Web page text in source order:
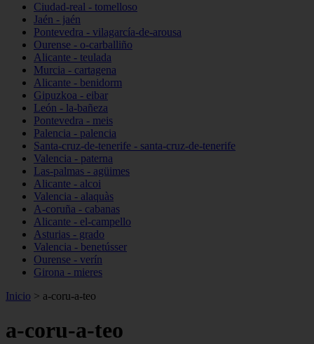
Ciudad-real - tomelloso
Jaén - jaén
Pontevedra - vilagarcía-de-arousa
Ourense - o-carballiño
Alicante - teulada
Murcia - cartagena
Alicante - benidorm
Gipuzkoa - eibar
León - la-bañeza
Pontevedra - meis
Palencia - palencia
Santa-cruz-de-tenerife - santa-cruz-de-tenerife
Valencia - paterna
Las-palmas - agüimes
Alicante - alcoi
Valencia - alaquàs
A-coruña - cabanas
Alicante - el-campello
Asturias - grado
Valencia - benetússer
Ourense - verín
Girona - mieres
Inicio > a-coru-a-teo
a-coru-a-teo